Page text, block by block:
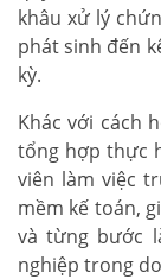
khâu xử lý
phát sinh đến
kỳ.
Khác với cách
tổng hợp thực
viên làm việc
mềm kế toán,
và từng bước
nghiệp trong